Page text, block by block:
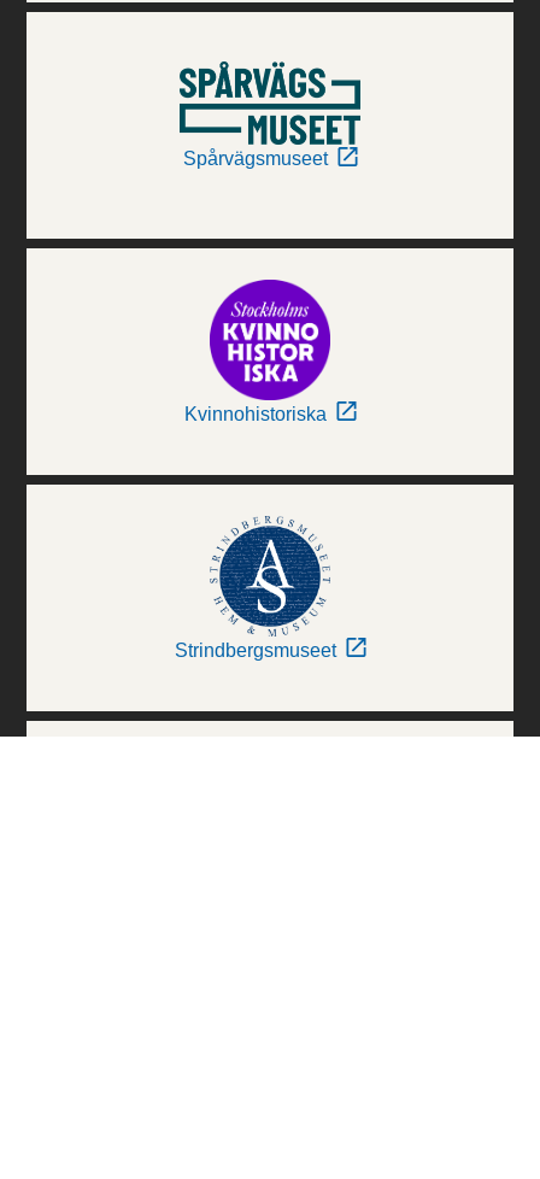
Spårvägsmuseet
Kvinnohistoriska
Strindbergsmuseet